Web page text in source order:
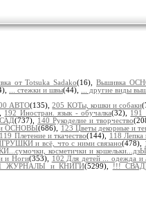
от Totsuka Sadako(16),Вышивка
... стежки и швы(44), ... другие виды
АВТО(135),205 КОТы, кошки и собаки
192 Иностран. язык - обучалка(32), 191
(737), 140 Рукоделие и творчество
и ОСНОВЫ(686), 123 Цветы декорные и
119 Плетение и ткачество(144), 118
и всё, что с ними связано(478),
косметички и
и Ноги(353), 102 Для детей ... одежда и
ЖУРНАЛЫ и КНИГИ(5299), !!!